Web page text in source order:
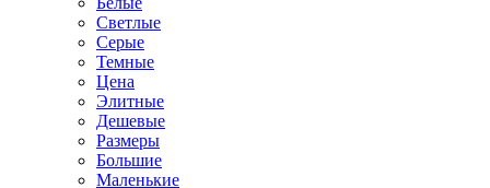
Светлые
Серые
Темные
Цена
Элитные
Дешевые
Размеры
Большие
Маленькие